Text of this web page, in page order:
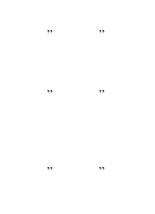
” ”
” ”
” ”